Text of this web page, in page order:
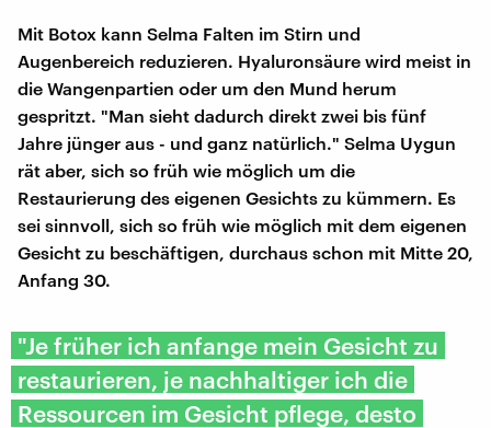
Mit Botox kann Selma Falten im Stirn und
Augenbereich reduzieren. Hyaluronsäure wird meist in
die Wangenpartien oder um den Mund herum
gespritzt. "Man sieht dadurch direkt zwei bis fünf
Jahre jünger aus - und ganz natürlich." Selma Uygun
rät aber, sich so früh wie möglich um die
Restaurierung des eigenen Gesichts zu kümmern. Es
sei sinnvoll, sich so früh wie möglich mit dem eigenen
Gesicht zu beschäftigen, durchaus schon mit Mitte 20,
Anfang 30.
"Je früher ich anfange mein Gesicht zu
restaurieren, je nachhaltiger ich die
Ressourcen im Gesicht pflege, desto